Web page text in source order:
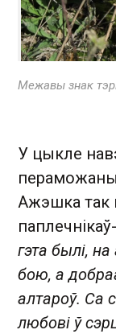
Межавы знак
У цыкле
Ажэшка так
гэта былі,
бою, а
алтароў. Са
любові ў